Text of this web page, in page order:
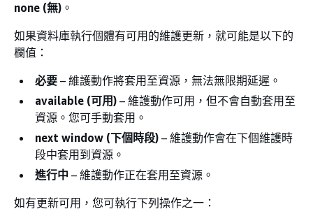
none (無) 。
如果資料庫執行個體有可用的維護更新，就可能是以下的
欄值：
必要 – 維護動作將套用至資源，無法無限期延遲。
available (可用) – 維護動作可用，但不會自動套用至
資源。您可手動套用。
next window (下個時段) – 維護動作會在下個維護時
段中套用到資源。
進行中 – 維護動作正在套用至資源。
如有更新可用，您可執行下列操作之一：